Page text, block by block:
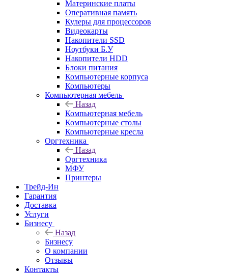
Материнские платы
Оперативная память
Кулеры для процессоров
Видеокарты
Накопители SSD
Ноутбуки Б.У
Накопители HDD
Блоки питания
Компьютерные корпуса
Компьютеры
Компьютерная мебель
Назад
Компьютерная мебель
Компьютерные столы
Компьютерные кресла
Оргтехника
Назад
Оргтехника
МФУ
Принтеры
Трейд-Ин
Гарантия
Доставка
Услуги
Бизнесу
Назад
Бизнесу
О компании
Отзывы
Контакты